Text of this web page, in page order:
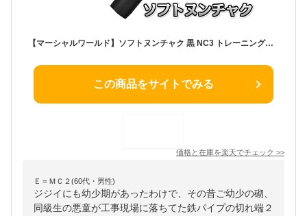
【マーシャルワールド】ソフトヌンチャク 黒 NC3 トレーニング用 MARTIAL WORLD
この商品をサイトでみる
価格と在庫を楽天でチェック >>
Ｅ＝ＭＣ２(60代・男性)
ジジイにも幼少期があったわけで、その昔ご幼少の砌、
同級生の悪童が工事現場に落ちてた鉄パイプの切れ端２